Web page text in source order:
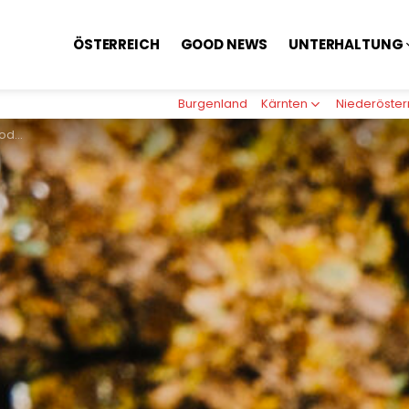
ÖSTERREICH GOOD NEWS UNTERHALTUNG
Burgenland Kärnten